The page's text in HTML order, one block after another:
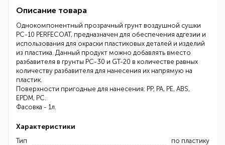
Описание товара
Однокомпонентный прозрачный грунт воздушной сушки
PC-10 PERFECOAT, предназначен для обеспечения адгезии и
использования для окраски пластиковых деталей и изделий
из пластика. Данный продукт можно добавлять вместо
разбавителя в грунты PC-30 и GT-20 в количестве равных
количеству разбавителя для нанесения их напрямую на
пластик.
Поверхности пригодные для нанесения: РР, РА, РЕ, ABS,
EPDM, PC.
Фасовка - 1л.
Характеристики
Тип
по пластику